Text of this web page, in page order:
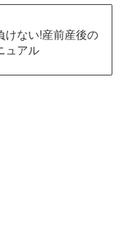
けない!産前産後の
ュアル